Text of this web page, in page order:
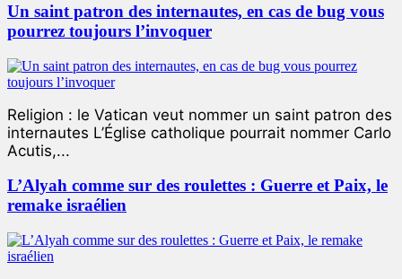
Un saint patron des internautes, en cas de bug vous
pourrez toujours l’invoquer
Religion : le Vatican veut nommer un saint patron des
internautes L’Église catholique pourrait nommer Carlo
Acutis,...
L’Alyah comme sur des roulettes : Guerre et Paix, le
remake israélien